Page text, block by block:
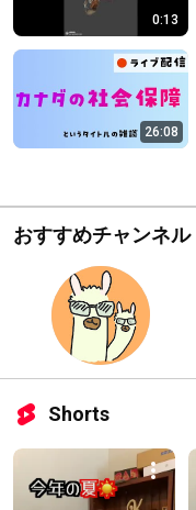
0:13
26:08
おすすめチャンネル
Shorts